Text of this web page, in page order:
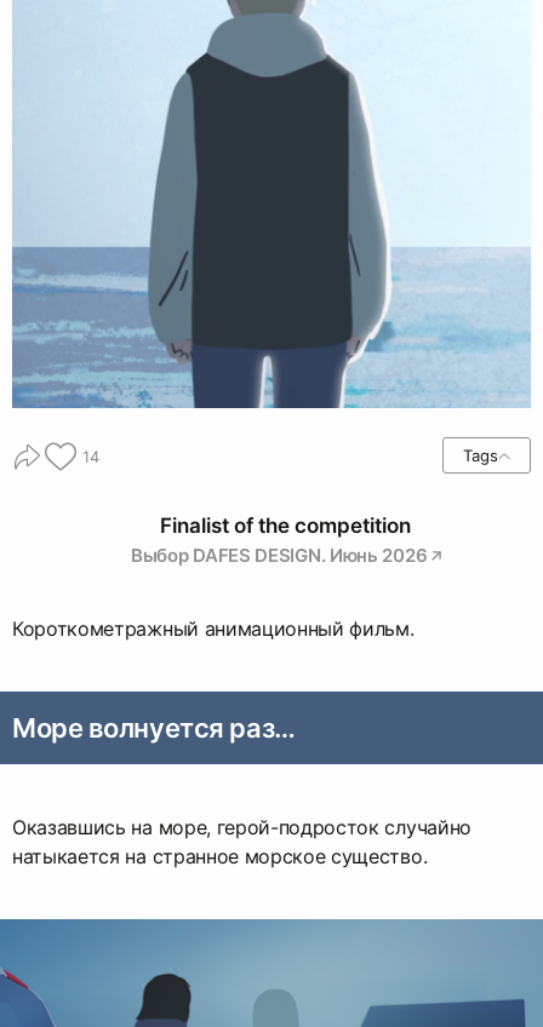
14 Tags
Finalist of the competition
Выбор DAFES DESIGN. Июнь 2026
Короткометражный анимационный фильм.
Море волнуется раз…
Оказавшись на море, герой-подросток случайно
натыкается на странное морское существо.